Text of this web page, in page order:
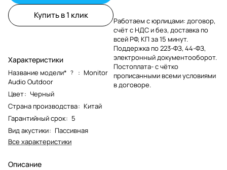
Купить в 1 клик
Характеристики
Название модели* ? : Monitor
Audio Outdoor
Цвет: Черный
Страна производства: Китай
Гарантийный срок: 5
Вид акустики: Пассивная
Все характеристики
Описание
Работаем с юрлицами: договор,
счёт с НДС и без, доставка по
всей РФ, КП за 15 минут.
Поддержка по 223-ФЗ, 44-ФЗ,
электронный документооборот.
Постоплата- с чётко
прописанными всеми условиями
в договоре.